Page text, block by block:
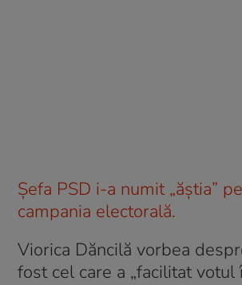
Șefa PSD i-a numit „ăștia”
campania electorală.
Viorica Dăncilă vorbea
fost cel care a „facilitat